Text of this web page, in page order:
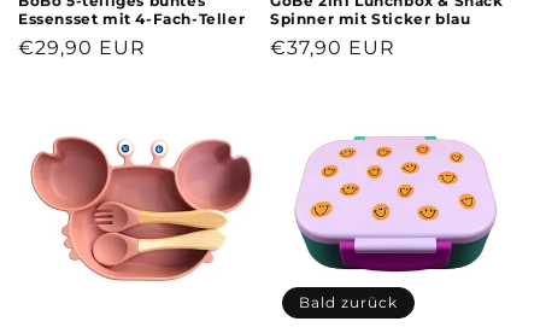
Essensset mit 4-Fach-Teller
Normaler
€29,90 EUR
Spinner mit Sticker blau
Normaler
€37,90 EUR
Bald zurück